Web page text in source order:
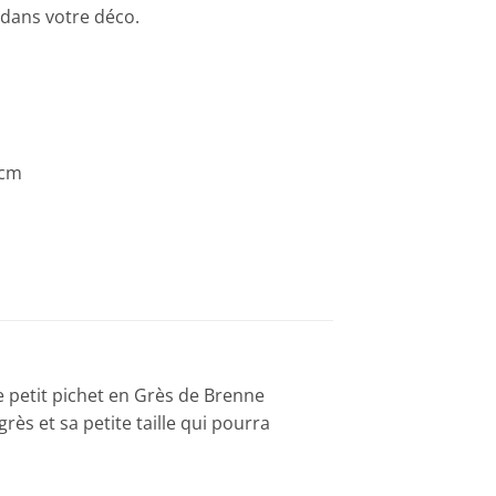
votre déco.
petit pichet en Grès de Brenne
et sa petite taille qui pourra